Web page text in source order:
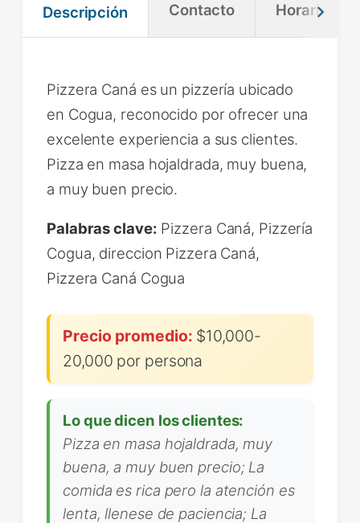
Descripción Contacto Horario
Pizzera Caná es un pizzería ubicado
en Cogua, reconocido por ofrecer una
excelente experiencia a sus clientes.
Pizza en masa hojaldrada, muy buena,
a muy buen precio.
Palabras clave: Pizzera Caná, Pizzería
Cogua, direccion Pizzera Caná,
Pizzera Caná Cogua
Precio promedio: $10,000-
20,000 por persona
Lo que dicen los clientes:
Pizza en masa hojaldrada, muy
buena, a muy buen precio; La
comida es rica pero la atención es
lenta, llenese de paciencia; La